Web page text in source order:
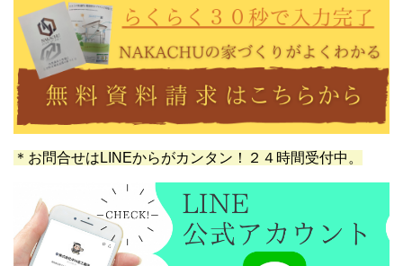
＊お問合せはLINEからがカンタン！２４時間受付中。